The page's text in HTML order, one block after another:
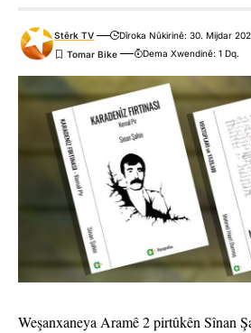
Stêrk TV
Dîroka Nûkirinê: 30. Mijdar
Dema Xwendinê: 1 Dq.
Weşanxaneya Aramê 2 pirtûkên Sînan